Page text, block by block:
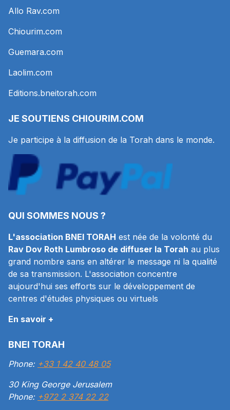
Allo Rav.com
Chiourim.com
Guemara.com
Laolim.com
Editions.bneitorah.com
JE SOUTIENS CHIOURIM.COM
Je participe à la diffusion de la Torah dans le monde.
QUI SOMMES NOUS ?
L'association BNEI TORAH est née de la volonté du
Rav Dov Roth Lumbroso de diffuser la Torah au plus
grand nombre sans en altérer le message ni la qualité
de sa transmission. L'association concentre
aujourd'hui ses efforts sur le développement de
centres d'études physiques ou virtuels
En savoir +
BNEI TORAH
Phone: +33 1 42 40 48 05
30 King George Jerusalem
Phone: +972 2 374 22 22